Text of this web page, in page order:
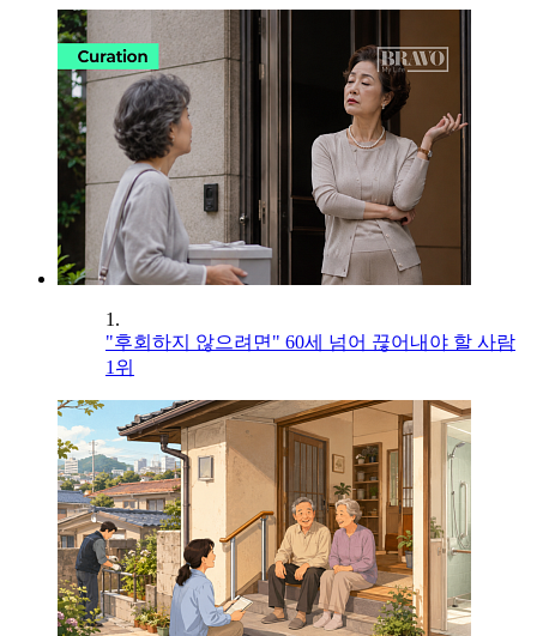
1.
"후회하지 않으려면" 60세 넘어 끊어내야 할 사람
1위